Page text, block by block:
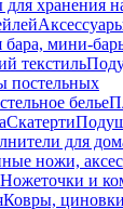
для хранения
бара, мини-
текстиль
постельных
белье
Скатерти
для
ножи,
Ножеточки и
Ковры,